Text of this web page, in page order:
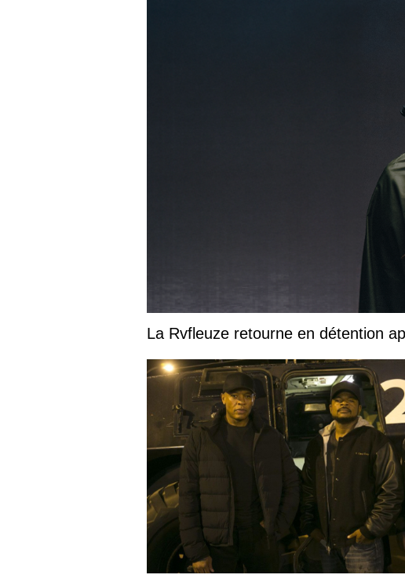
La Rvfleuze retourne en détention